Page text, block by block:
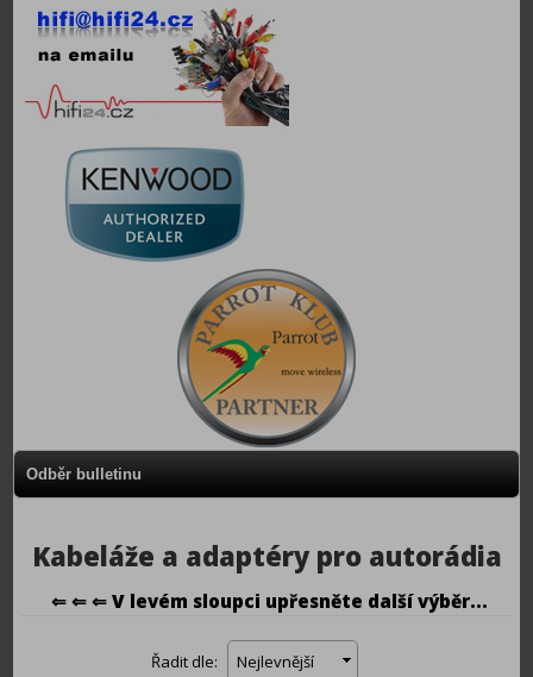
Odběr bulletinu
Kabeláže a adaptéry pro autorádia
⇐ ⇐ ⇐ V levém sloupci upřesněte další výběr...
Řadit dle: Nejlevnější